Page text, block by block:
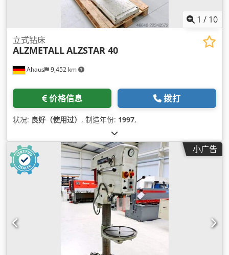
1 / 10
Ahaus 9,452 km
立式钻床
ALZMETALLALZSTAR 40
价格信息 拨打
状况: 良好（使用过） , 制造年份: 1997,
小广告